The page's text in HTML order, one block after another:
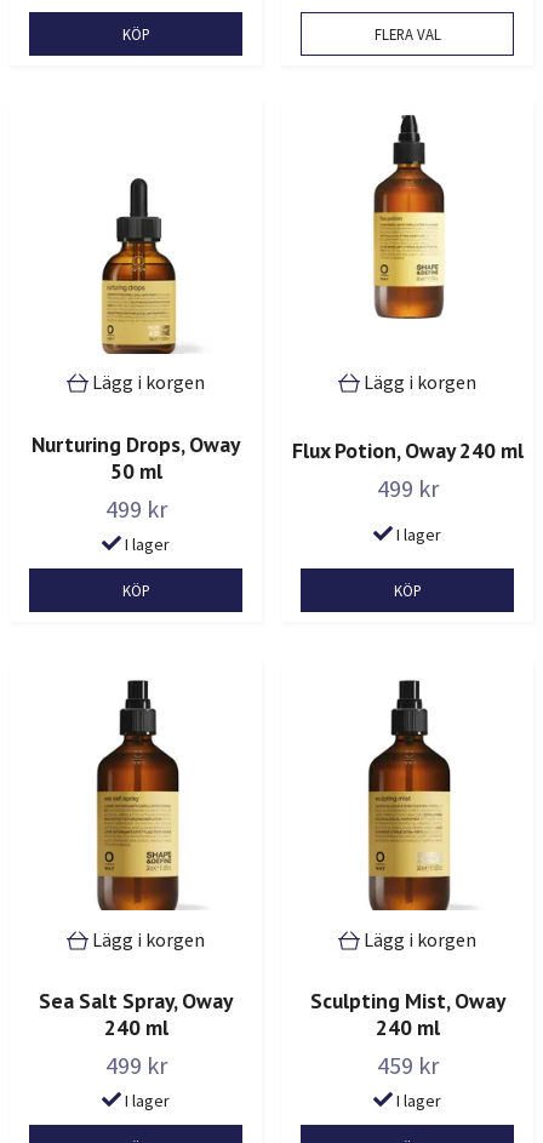
FLERA VAL
Lägg i korgen
Nurturing Drops, Oway
50 ml
499 kr
I lager
Lägg i korgen
Flux Potion, Oway 240 ml
499 kr
I lager
Lägg i korgen
Sea Salt Spray, Oway
240 ml
499 kr
I lager
Lägg i korgen
Sculpting Mist, Oway
240 ml
459 kr
I lager